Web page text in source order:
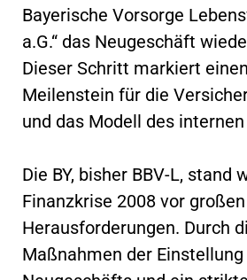
Bayerische Vorsorge
a.G.“ das Neugeschäft
Dieser Schritt markiert
Meilenstein für die
und das Modell des
Die BY, bisher BBV-L, stand
Finanzkrise 2008 vor großen
Herausforderungen. Durch
Maßnahmen der